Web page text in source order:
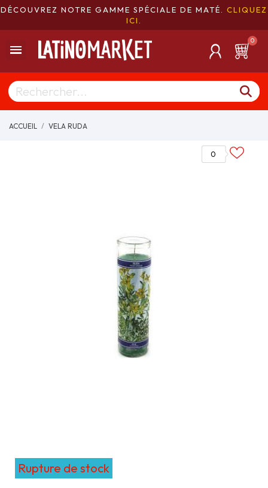
DÉCOUVREZ NOTRE GAMME SPÉCIALE DE MATÉ. CLIQUEZ
ICI
ACCUEIL VELA RUDA
0
Rupture de stock